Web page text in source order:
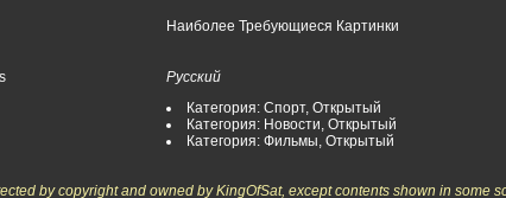
Наиболее Требующиеся Картинки
Русский
Категория: Спорт, Открытый
Категория: Новости, Открытый
Категория: Фильмы, Открытый
by copyright and owned by KingOfSat, except contents shown in